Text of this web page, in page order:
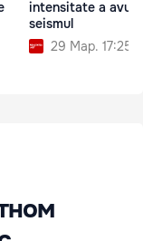
intensitate a avut
seismul
29 Мар. 17:25